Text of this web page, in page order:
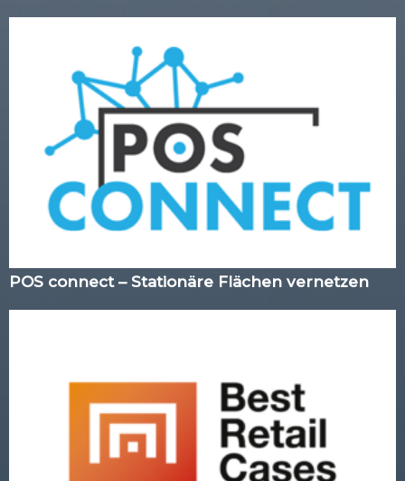
POS connect – Stationäre Flächen vernetzen